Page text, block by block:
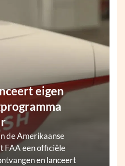
eigen
de Amerikaanse
een officiële
en lanceert